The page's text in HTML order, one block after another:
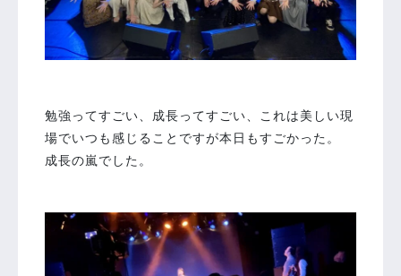
勉強ってすごい、成長ってすごい、これは美しい現
場でいつも感じることですが本日もすごかった。
成長の嵐でした。